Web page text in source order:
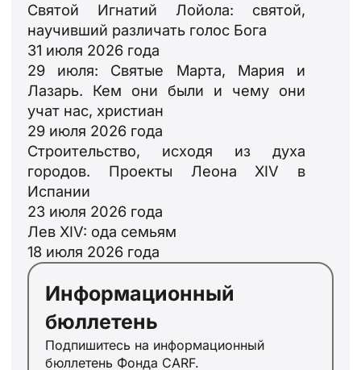
Святой Игнатий Лойола: святой,
научивший различать голос Бога
31 июля 2026 года
29 июля: Святые Марта, Мария и
Лазарь. Кем они были и чему они
учат нас, христиан
29 июля 2026 года
Строительство, исходя из духа
городов. Проекты Леона XIV в
Испании
23 июля 2026 года
Лев XIV: ода семьям
18 июля 2026 года
Информационный
бюллетень
Подпишитесь на информационный
бюллетень Фонда CARF.
PL